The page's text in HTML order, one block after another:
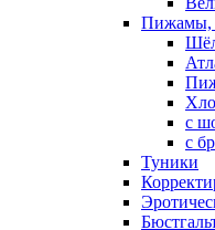
Пижамы,
с
с
Туники